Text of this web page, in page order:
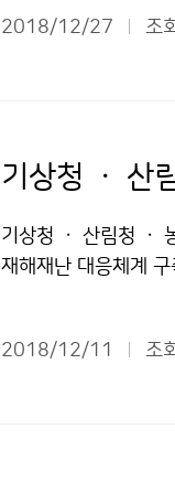
2018/12/27
조
기상청 ㆍ 산림청 ㆍ
재해재난 대응체계
했습니다.
2018/12/11 조